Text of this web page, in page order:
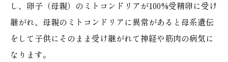
し、卵子（母親）のミトコンドリアが100%受精卵に受け
継がれ、母親のミトコンドリアに異常があると母系遺伝
をして子供にそのまま受け継がれて神経や筋肉の病気に
なります。